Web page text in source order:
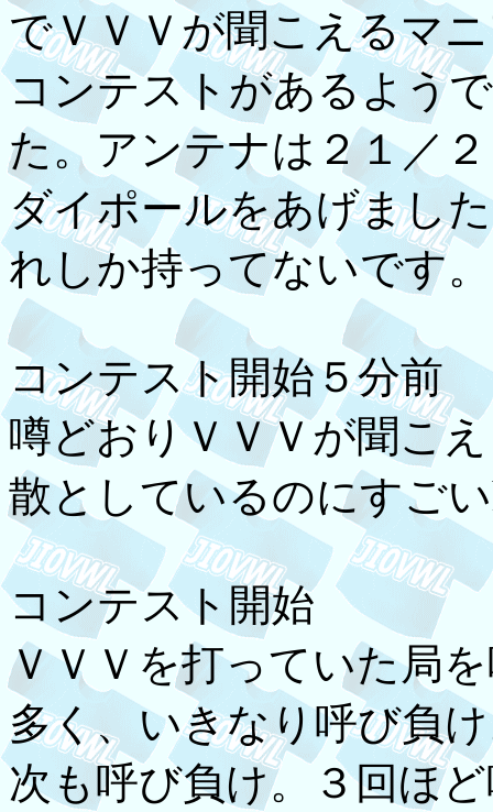
でＶＶＶが聞こえるマ
コンテストがあるよう
た。アンテナは２１／
ダイポールをあげまし
れしか持ってないです。
コンテスト開始５分前
噂どおりＶＶＶが聞こ
散としているのにすご
コンテスト開始
ＶＶＶを打っていた局
多く、いきなり呼び負
次も呼び負け。３回ほ